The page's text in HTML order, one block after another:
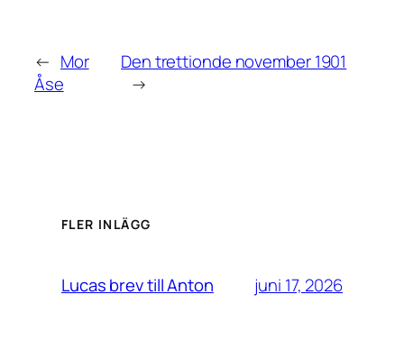
← Mor
Åse
Den trettionde november 1901
→
FLER INLÄGG
Lucas brev till Anton juni 17, 2026